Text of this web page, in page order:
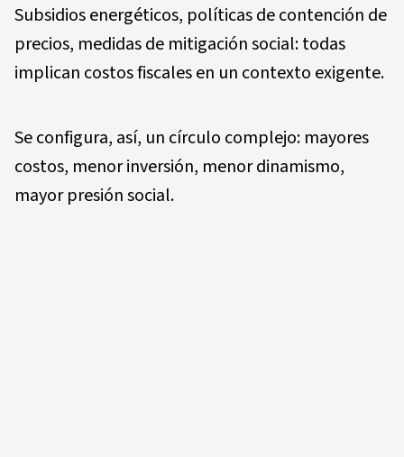
Subsidios energéticos, políticas de contención de
precios, medidas de mitigación social: todas
implican costos fiscales en un contexto exigente.
Se configura, así, un círculo complejo: mayores
costos, menor inversión, menor dinamismo,
mayor presión social.